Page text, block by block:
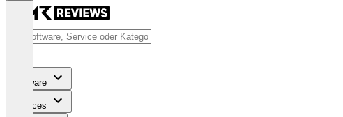
Software
Services